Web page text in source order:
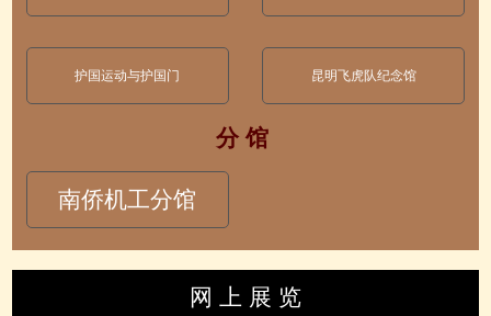
护国运动与护国门 昆明飞虎队纪念馆
分 馆
南侨机工分馆
网 上 展 览